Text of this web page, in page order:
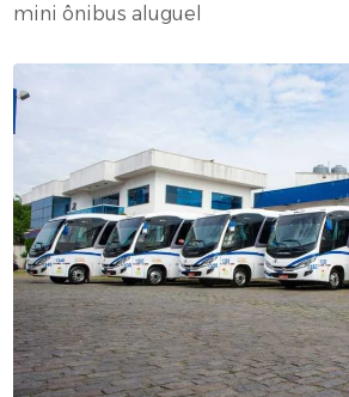
mini ônibus aluguel